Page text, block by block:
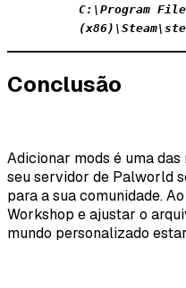
C:\Program
Conclusão
Adicionar mods é uma
seu servidor de Palworld
para a sua comunidade.
Workshop e ajustar o
mundo personalizado